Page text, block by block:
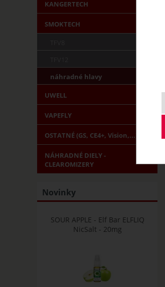
KANGERTECH
SMOKTECH
TFV8
TFV12
náhradné hlavy
UWELL
VAPEFLY
OSTATNÉ (GS, CE4+, Vision,...)
NÁHRADNÉ DIELY -
CLEAROMIZERY
Novinky
SOUR APPLE - Elf Bar ELFLIQ
NicSalt - 20mg